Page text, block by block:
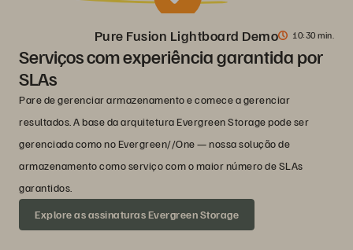
Pure Fusion Lightboard Demo 10 30 min.
Serviços com experiência garantida por
SLAs
Pare de gerenciar armazenamento e comece a gerenciar
resultados. A base da arquitetura Evergreen Storage pode ser
gerenciada como no Evergreen//One — nossa solução de
armazenamento como serviço com o maior número de SLAs
garantidos.
Explore as assinaturas Evergreen Storage